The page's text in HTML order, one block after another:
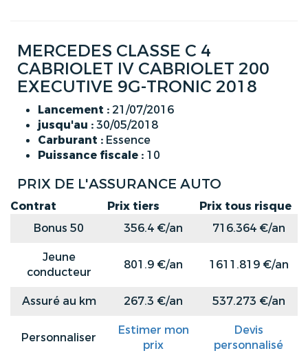
MERCEDES CLASSE C 4
CABRIOLET IV CABRIOLET 200
EXECUTIVE 9G-TRONIC 2018
Lancement : 21/07/2016
jusqu'au :30/05/2018
Carburant : Essence
Puissance fiscale : 10
PRIX DE L'ASSURANCE AUTO
Contrat Prix tiers
Prix tous risque
Bonus 50
356.4 €/an
716.364 €/an
Jeune
conducteur
801.9 €/an 1611.819 €/an
Assuré au km 267.3 €/an 537.273 €/an
Personnaliser
Estimer mon
prix
Devis
personnalisé